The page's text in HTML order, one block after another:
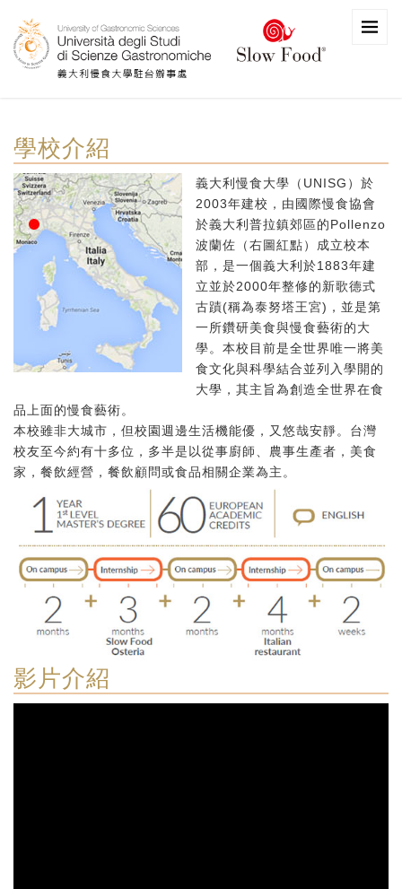
學校介紹
義大利慢食大學（UNISG）於
2003年建校，由國際慢食協會
於義大利普拉鎮郊區的Pollenzo
波蘭佐（右圖紅點）成立校本
部，是一個義大利於1883年建
立並於2000年整修的新歌德式
古蹟(稱為泰努塔王宮)，並是第
一所鑽研美食與慢食藝術的大
學。本校目前是全世界唯一將美
食文化與科學結合並列入學開的
大學，其主旨為創造全世界在食
品上面的慢食藝術。
本校雖非大城市，但校園週邊生活機能優，又悠哉安靜。台灣
校友至今約有十多位，多半是以從事廚師、農事生產者，美食
家，餐飲經營，餐飲顧問或食品相關企業為主。
影片介紹